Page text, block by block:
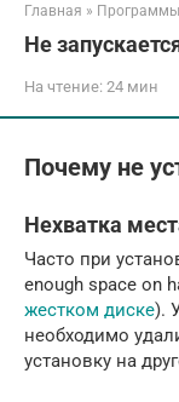
Главная » Программы
Не
На чтение: 24 мин
Почему не
Нехватка
Часто при
enough space on
жестком диске).
необходимо
установку на